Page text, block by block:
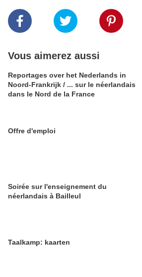
Vous aimerez aussi
Reportages over het Nederlands in
Noord-Frankrijk / ... sur le néerlandais
dans le Nord de la France
Offre d'emploi
Soirée sur l'enseignement du
néerlandais à Bailleul
Taalkamp: kaarten